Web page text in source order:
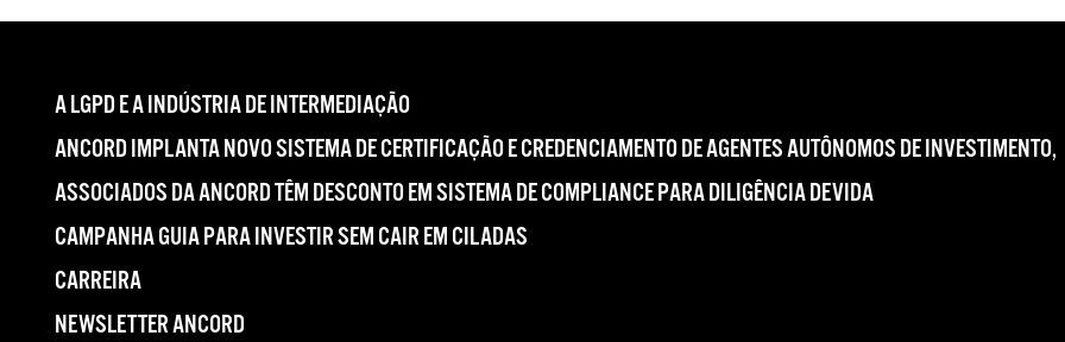
A LGPD E A INDÚSTRIA DE INTERMEDIAÇÃO
ANCORD IMPLANTA NOVO SISTEMA DE CERTIFICAÇÃO E CREDENCIAMENTO DE AGENTES AUTÔNOMOS DE INVESTIMENTO,
ASSOCIADOS DA ANCORD TÊM DESCONTO EM SISTEMA DE COMPLIANCE PARA DILIGÊNCIA DEVIDA
CAMPANHA GUIA PARA INVESTIR SEM CAIR EM CILADAS
CARREIRA
NEWSLETTER ANCORD